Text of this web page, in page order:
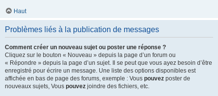
Haut
Problèmes liés à la publication de messages
Comment créer un nouveau sujet ou poster une réponse ?
Cliquez sur le bouton « Nouveau » depuis la page d’un forum ou
« Répondre » depuis la page d’un sujet. Il se peut que vous ayez besoin d’être
enregistré pour écrire un message. Une liste des options disponibles est
affichée en bas de page des forums, exemple : Vous pouvez poster de
nouveaux sujets, Vous pouvez joindre des fichiers, etc.